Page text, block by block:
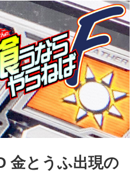
金とうふ出現の